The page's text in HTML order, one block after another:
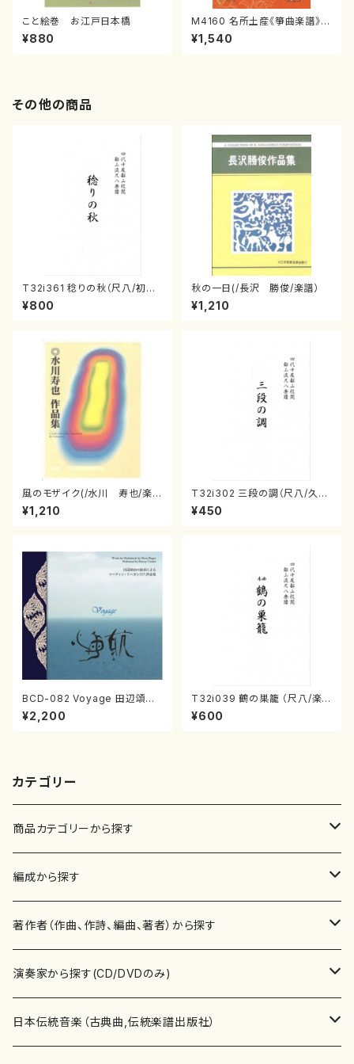
こと絵巻 お江戸日本橋
¥880
M4160 名所土産《箏曲楽譜》
（箏/宮城喜代子・宮城数江著・
宮城宗家監修/箏曲古典楽譜）
¥1,540
その他の商品
T32i361 稔りの秋（尺八/初代
山川園松/楽譜） 都山流公刊楽
譜曲番:2066
¥800
秋の一日(/長沢 勝俊/楽譜）
¥1,210
風のモザイク(/水川 寿也/楽
譜）
¥1,210
T32i302 三段の調（尺八/久本
玄智/楽譜）都山no:2003
¥450
BCD-082 Voyage 田辺頌山
の演奏によるマーティン・リーガ
ン尺八作品集（田辺頌山/マーテ
¥2,200
T32i039 鶴の巣籠 （尺八/楽
譜）都山no.38
¥600
カテゴリー
商品カテゴリーから探す
楽譜
書籍
書籍
テキストブック
CD・DVD
チケット
編成から探す
邦楽器
箏・琴（ソロ）
箏・琴（合奏）
合唱
混声合唱
歌・声
著作者（作曲、作詩、編曲、著者）から探す
あ行
青木省三(アオキ ショウゾウ)
か行
演奏家から探す(CD/DVDのみ)
邦楽（箏、三味線、尺八等）演奏家
日本伝統音楽（古典曲,伝統楽譜出版社）